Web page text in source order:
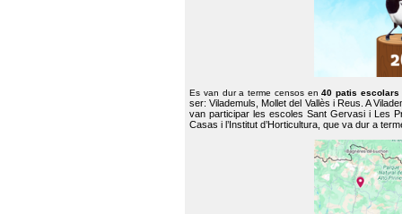
Es van dur a terme censos en40 patis escolars
ser: Vilademuls, Mollet del Vallès i Reus. A
van participar les escoles Sant Gervasi i Les
Casas i l’Institut d’Horticultura, que va dur a